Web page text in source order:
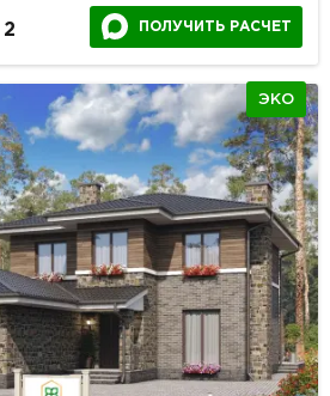
2 ПОЛУЧИТЬ РАСЧЕТ
ЭКО